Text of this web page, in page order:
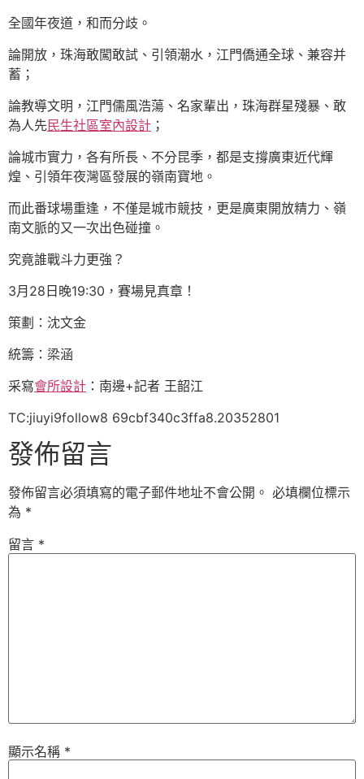
全國年夜道，和而分歧。
論開放，珠海敢闖敢試、引領潮水，江門僑通全球、兼容并
蓄；
論教導文明，江門儒風浩蕩、名家輩出，珠海群星殘暴、敢
為人先民生社區室內設計 ；
論城市實力，各有所長、不分昆季，都是支撐廣東近代輝
煌、引領年夜灣區發展的嶺南寶地。
而此番球場重逢，不僅是城市競技，更是廣東開放精力、嶺
南文脈的又一次出色碰撞。
究竟誰戰斗力更強？
3月28日晚19:30，賽場見真章！
策劃：沈文金
統籌：梁涵
采寫會所設計 ：南邊+記者 王韶江
TC:jiuyi9follow8 69cbf340c3ffa8.20352801
發佈留言
發佈留言必須填寫的電子郵件地址不會公開。 必填欄位標示
為 *
留言 *
顯示名稱 *